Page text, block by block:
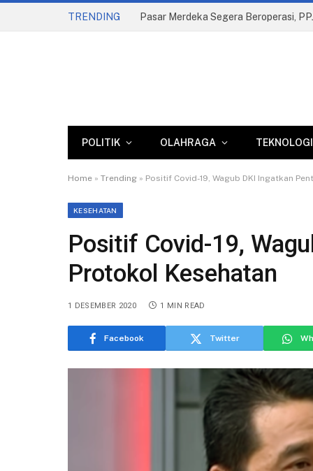
TRENDING
POLITIK OLAHRAGA TEKNOLOGI
Home » Trending » Positif Covid-19, Wagub DKI Ingatkan
KESEHATAN
Positif Covid-19,
Protokol Kesehatan
1 DESEMBER 2020 1 MIN READ
Facebook Twitter